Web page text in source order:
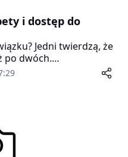
i dostęp do
Jedni twierdzą, że
po dwóch.
przyznają, że
i jego totalna